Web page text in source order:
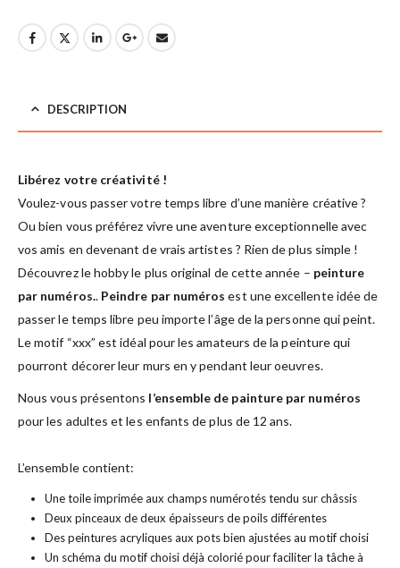
DESCRIPTION
Libérez votre créativité !
Voulez-vous passer votre temps libre d’une manière créative ?
Ou bien vous préférez vivre une aventure exceptionnelle avec
vos amis en devenant de vrais artistes ? Rien de plus simple !
Découvrez le hobby le plus original de cette année – peinture
par numéros.. Peindre par numéros est une excellente idée de
passer le temps libre peu importe l’âge de la personne qui peint.
Le motif “xxx” est idéal pour les amateurs de la peinture qui
pourront décorer leur murs en y pendant leur oeuvres.
Nous vous présentons l’ensemble de painture par numéros
pour les adultes et les enfants de plus de 12 ans.
L’ensemble contient:
Une toile imprimée aux champs numérotés tendu sur châssis
Deux pinceaux de deux épaisseurs de poils différentes
Des peintures acryliques aux pots bien ajustées au motif choisi
Un schéma du motif choisi déjà colorié pour faciliter la tâche à